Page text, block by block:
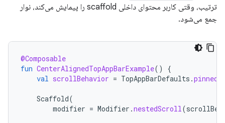
ترتیب، وقتی کاربر محتوای داخلی scaffold را پیمایش می‌کند، نوار
جمع می‌شود.
@Composable
fun CenterAlignedTopAppBarExample()
{
val scrollBehavior = TopAppBarDefaults .
Scaffold(
modifier = Modifier .nestedScroll (